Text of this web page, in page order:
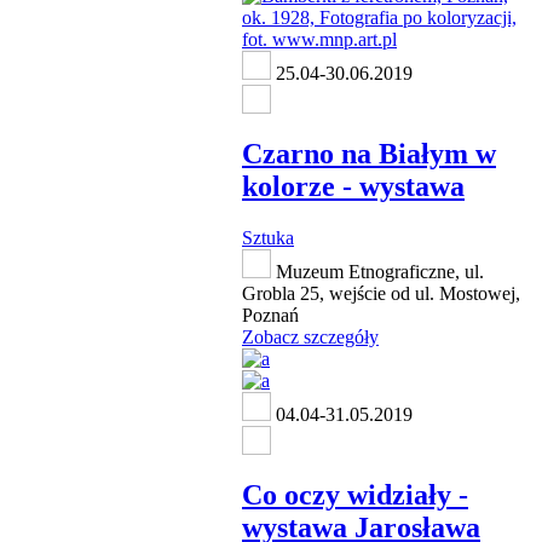
25.04-30.06.2019
Czarno na Białym w
kolorze - wystawa
Sztuka
Muzeum Etnograficzne, ul.
Grobla 25, wejście od ul. Mostowej,
Poznań
Zobacz szczegóły
04.04-31.05.2019
Co oczy widziały -
wystawa Jarosława